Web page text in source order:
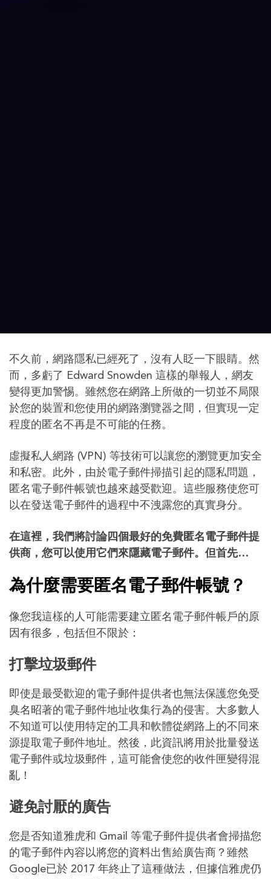
不久前，網路隱私已經死了，沒有人眨一下眼睛。然
而，多虧了 Edward Snowden 這樣的舉報人，網友
變得更加警惕。雖然您在網路上所做的一切並不局限
於您的裝置和您使用的網路瀏覽器之間，但實現一定
程度的匿名不再是不可能的任務。
虛擬私人網路 (VPN) 等技術可以讓您的瀏覽更加安全
和私密。此外，由於電子郵件掃描引起的隱私問題，
匿名電子郵件帳號也越來越受歡迎。這些服務使您可
以在發送電子郵件的過程中不洩露您的真實身分。
在這裡，我們將討論四個最好的免費匿名電子郵件提
供商，您可以使用它們來隱藏電子郵件。但首先…
為什麼需要匿名電子郵件帳號？
像您我這樣的人可能需要建立匿名電子郵件帳戶的原
因有很多，包括但不限於：
打擊垃圾郵件
即使是最受歡迎的電子郵件提供者也無法保護您免受
臭名昭著的電子郵件地址收集行為的侵害。大多數人
不知道可以使用特定的工具和軟體從網路上的不同來
源提取電子郵件地址。然後，此資訊將用於批量發送
電子郵件或垃圾郵件，這可能會使您的收件匣變得混
亂！
避免討厭的廣告
您是否知道雅虎和 Gmail 等電子郵件提供者會掃描您
的電子郵件內容以將您的資料出售給廣告商？雖然
Google已於 2017 年終止了這種做法，但據信雅虎仍